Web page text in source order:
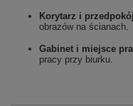
Korytarz i przedpokój
obrazów na ścianach.
Gabinet i miejsce
pracy przy biurku.